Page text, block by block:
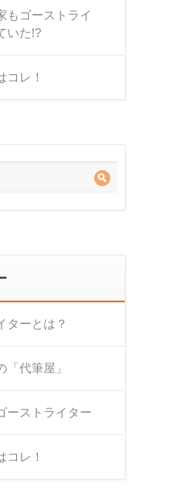
もゴーストライ
いた!?
コレ！
ターとは？
「代筆屋」
ーストライター
コレ！